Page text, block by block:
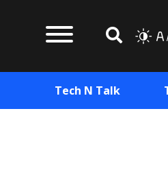
Tech N Talk